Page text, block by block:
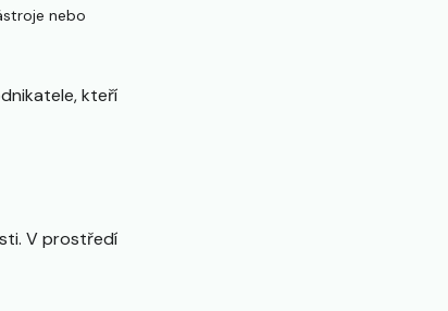
nebo
kteří
V prostředí